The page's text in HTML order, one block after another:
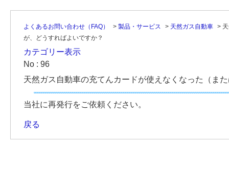
よくあるお問い合わせ（FAQ） > 製品・サービス > 天然ガス自動車 >
が、どうすればよいですか？
カテゴリー表示
No : 96
天然ガス自動車の充てんカードが使えなくなった（ま
当社に再発行をご依頼ください。
戻る